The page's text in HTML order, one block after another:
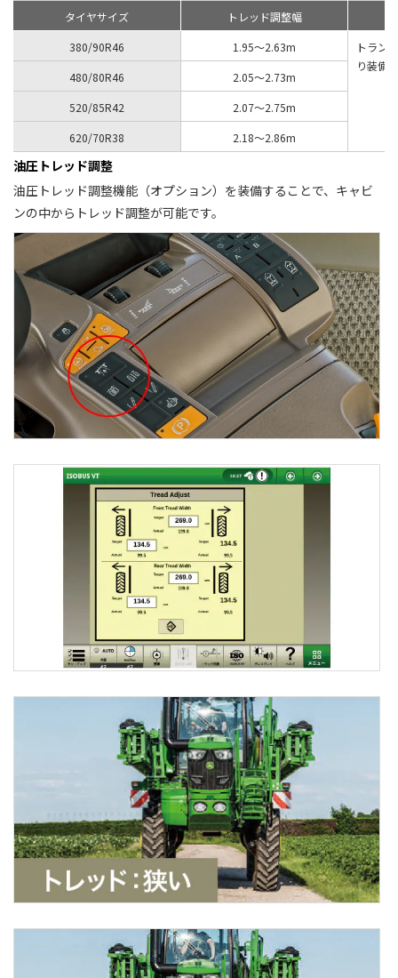
タイヤサイズ
トレッド調整幅
380/90R46
1.95～2.63m
トラン
り装備
480/80R46
2.05～2.73m
520/85R42
2.07～2.75m
620/70R38
2.18～2.86m
油圧トレッド調整
油圧トレッド調整機能（オプション）を装備することで、キャビ
ンの中からトレッド調整が可能です。